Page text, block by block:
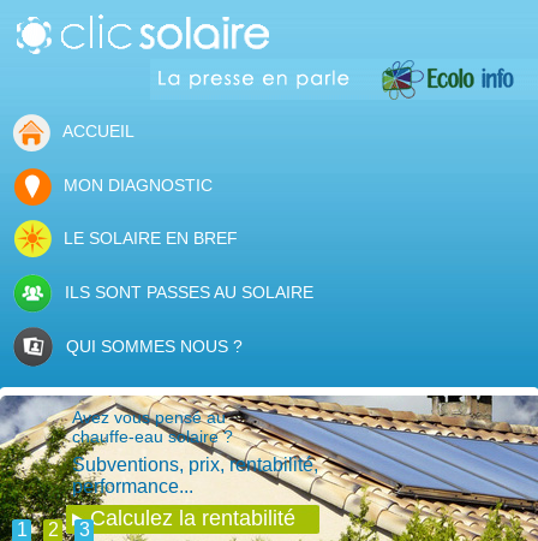
ACCUEIL
MON DIAGNOSTIC
LE SOLAIRE EN BREF
ILS SONT PASSES AU SOLAIRE
QUI SOMMES NOUS ?
Avez vous pensé au
chauffe-eau solaire ?
Subventions, prix, rentabilité,
performance...
Calculez la rentabilité
1 2 3